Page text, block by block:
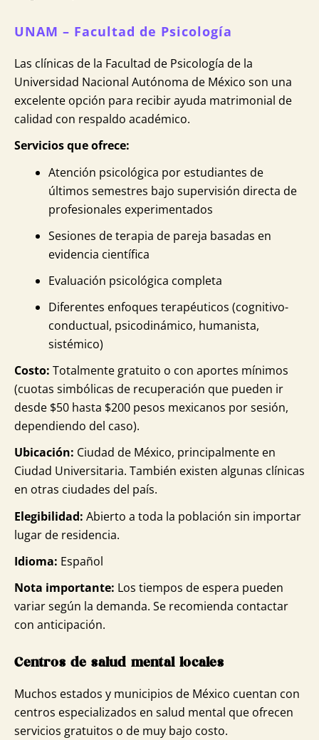
UNAM – Facultad de Psicología
Las clínicas de la Facultad de Psicología de la
Universidad Nacional Autónoma de México son una
excelente opción para recibir ayuda matrimonial de
calidad con respaldo académico.
Servicios que ofrece:
Atención psicológica por estudiantes de
últimos semestres bajo supervisión directa de
profesionales experimentados
Sesiones de terapia de pareja basadas en
evidencia científica
Evaluación psicológica completa
Diferentes enfoques terapéuticos (cognitivo-
conductual, psicodinámico, humanista,
sistémico)
Costo: Totalmente gratuito o con aportes mínimos
(cuotas simbólicas de recuperación que pueden ir
desde $50 hasta $200 pesos mexicanos por sesión,
dependiendo del caso).
Ubicación: Ciudad de México, principalmente en
Ciudad Universitaria. También existen algunas clínicas
en otras ciudades del país.
Elegibilidad: Abierto a toda la población sin importar
lugar de residencia.
Idioma: Español
Nota importante: Los tiempos de espera pueden
variar según la demanda. Se recomienda contactar
con anticipación.
Centros de salud mental locales
Muchos estados y municipios de México cuentan con
centros especializados en salud mental que ofrecen
servicios gratuitos o de muy bajo costo.